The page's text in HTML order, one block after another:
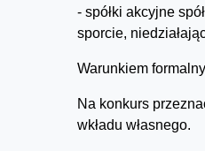
- spółki akcyjne
sporcie,
Warunkiem
Na konkurs
wkładu własnego.